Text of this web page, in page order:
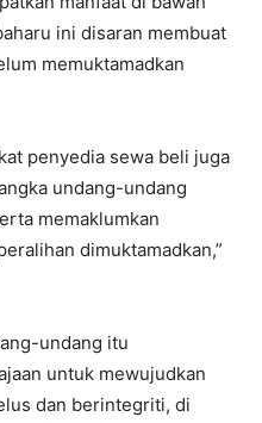
ini disaran membuat
memuktamadkan
penyedia sewa beli juga
undang-undang
memaklumkan
dimuktamadkan,”
undang itu
untuk mewujudkan
dan berintegriti, di